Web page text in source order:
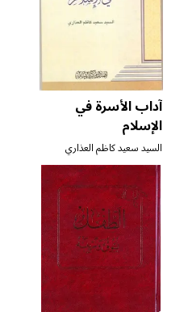
آداب الأسرة في
الإسلام
السيد سعيد كاظم العذاري